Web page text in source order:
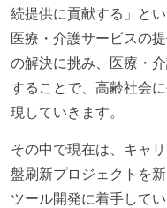
続提供に貢献する」と
医療・介護サービスの
の解決に挑み、医療・
することで、高齢社会
現していきます。
その中で現在は、キャ
盤刷新プロジェクトを
ツール開発に着手してい